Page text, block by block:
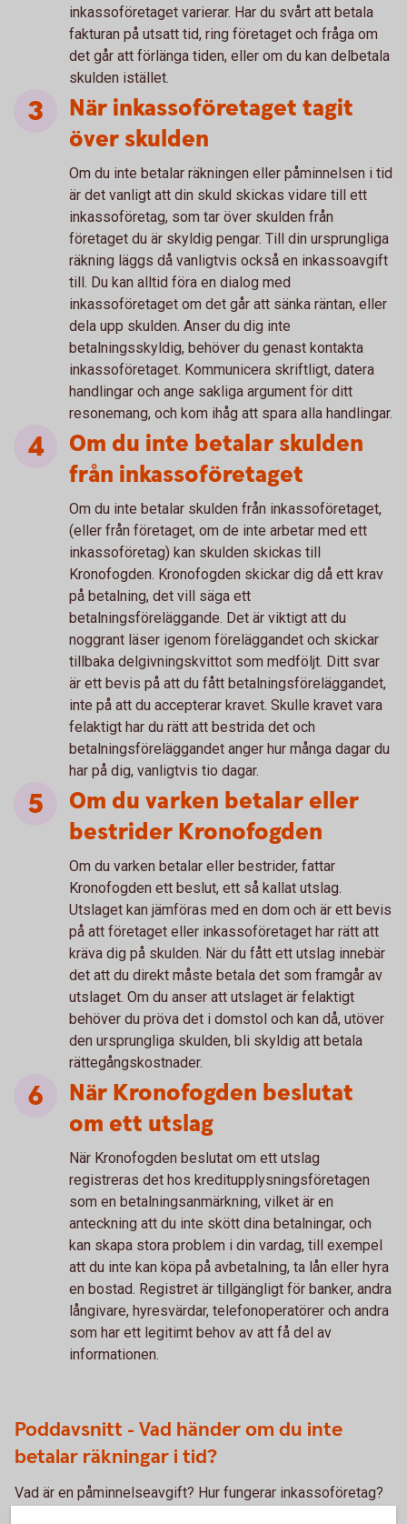
inkassoföretaget varierar. Har du svårt att betala
fakturan på utsatt tid, ring företaget och fråga om
det går att förlänga tiden, eller om du kan delbetala
skulden istället.
När inkassoföretaget tagit
över skulden
Om du inte betalar räkningen eller påminnelsen i tid
är det vanligt att din skuld skickas vidare till ett
inkassoföretag, som tar över skulden från
företaget du är skyldig pengar. Till din ursprungliga
räkning läggs då vanligtvis också en inkassoavgift
till. Du kan alltid föra en dialog med
inkassoföretaget om det går att sänka räntan, eller
dela upp skulden. Anser du dig inte
betalningsskyldig, behöver du genast kontakta
inkassoföretaget. Kommunicera skriftligt, datera
handlingar och ange sakliga argument för ditt
resonemang, och kom ihåg att spara alla handlingar.
Om du inte betalar skulden
från inkassoföretaget
Om du inte betalar skulden från inkassoföretaget,
(eller från företaget, om de inte arbetar med ett
inkassoföretag) kan skulden skickas till
Kronofogden. Kronofogden skickar dig då ett krav
på betalning, det vill säga ett
betalningsföreläggande. Det är viktigt att du
noggrant läser igenom föreläggandet och skickar
tillbaka delgivningskvittot som medföljt. Ditt svar
är ett bevis på att du fått betalningsföreläggandet,
inte på att du accepterar kravet. Skulle kravet vara
felaktigt har du rätt att bestrida det och
betalningsföreläggandet anger hur många dagar du
har på dig, vanligtvis tio dagar.
Om du varken betalar eller
bestrider Kronofogden
Om du varken betalar eller bestrider, fattar
Kronofogden ett beslut, ett så kallat utslag.
Utslaget kan jämföras med en dom och är ett bevis
på att företaget eller inkassoföretaget har rätt att
kräva dig på skulden. När du fått ett utslag innebär
det att du direkt måste betala det som framgår av
utslaget. Om du anser att utslaget är felaktigt
behöver du pröva det i domstol och kan då, utöver
den ursprungliga skulden, bli skyldig att betala
rättegångskostnader.
När Kronofogden beslutat
om ett utslag
När Kronofogden beslutat om ett utslag
registreras det hos kreditupplysningsföretagen
som en betalningsanmärkning, vilket är en
anteckning att du inte skött dina betalningar, och
kan skapa stora problem i din vardag, till exempel
att du inte kan köpa på avbetalning, ta lån eller hyra
en bostad. Registret är tillgängligt för banker, andra
långivare, hyresvärdar, telefonoperatörer och andra
som har ett legitimt behov av att få del av
informationen.
Poddavsnitt - Vad händer om du inte
betalar räkningar i tid?
Vad är en påminnelseavgift? Hur fungerar inkassoföretag?